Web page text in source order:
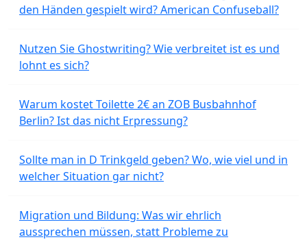
den Händen gespielt wird? American Confuseball?
Nutzen Sie Ghostwriting? Wie verbreitet ist es und
lohnt es sich?
Warum kostet Toilette 2€ an ZOB Busbahnhof
Berlin? Ist das nicht Erpressung?
Sollte man in D Trinkgeld geben? Wo, wie viel und in
welcher Situation gar nicht?
Migration und Bildung: Was wir ehrlich
aussprechen müssen, statt Probleme zu